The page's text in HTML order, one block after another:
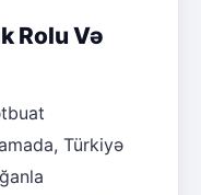
Rolu Və
Türkiyə